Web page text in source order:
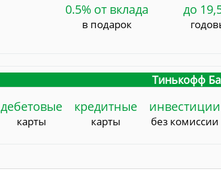
0.5% от вклада
в подарок
до
Тинькофф
дебетовые
карты
кредитные
карты
инвестиции
без комиссии